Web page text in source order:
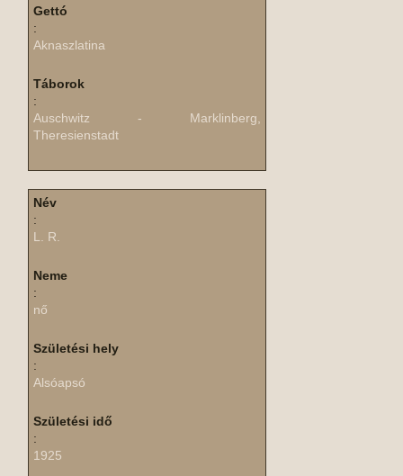
Gettó
:
Aknaszlatina
Táborok
:
Auschwitz - Marklinberg,
Theresienstadt
Név
:
L. R.
Neme
:
nő
Születési hely
:
Alsóapsó
Születési idő
:
1925